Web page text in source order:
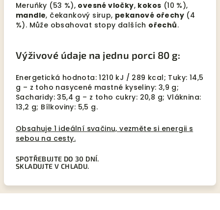
Meruňky (53 %), ovesné vločky, kokos (10 %),
mandle, čekankový sirup, pekanové ořechy (4
%). Může obsahovat stopy dalších ořechů.
Výživové údaje na jednu porci 80 g:
Energetická hodnota: 1210 kJ / 289 kcal; Tuky: 14,5
g – z toho nasycené mastné kyseliny: 3,9 g;
Sacharidy: 35,4 g – z toho cukry: 20,8 g; Vláknina:
13,2 g; Bílkoviny: 5,5 g.
Obsahuje 1 ideální svačinu, vezměte si energii s
sebou na cesty.
SPOTŘEBUJTE DO 30 DNÍ.
SKLADUJTE V CHLADU.